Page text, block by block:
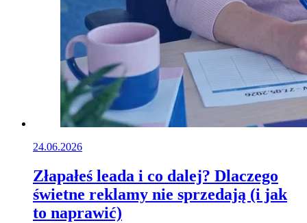
24.06.2026
Złapałeś leada i co dalej? Dlaczego
świetne reklamy nie sprzedają (i jak
to naprawić)